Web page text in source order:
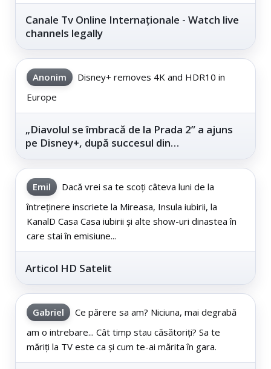
Canale Tv Online Internaționale - Watch live
channels legally
Anonim
Disney+ removes 4K and HDR10 in
Europe
„Diavolul se îmbracă de la Prada 2” a ajuns
pe Disney+, după succesul din
Emil
Dacă vrei sa te scoți câteva luni de la
întreținere inscriete la Mireasa, Insula iubirii, la
KanalD Casa Casa iubirii și alte show-uri dinastea în
care stai în emisiune...
Articol HD Satelit
Gabriel
Ce părere sa am? Niciuna, mai degrabă
am o intrebare... Cât timp stau căsătoriți? Sa te
măriți la TV este ca și cum te-ai mărita în gara.